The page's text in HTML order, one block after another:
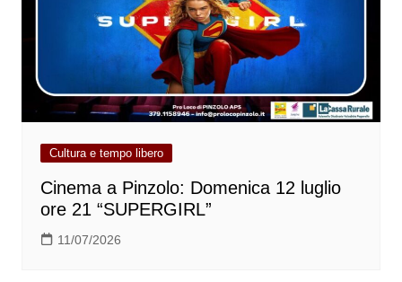
Cultura e tempo libero
Cinema a Pinzolo: Domenica 12 luglio
ore 21 “SUPERGIRL”
11/07/2026